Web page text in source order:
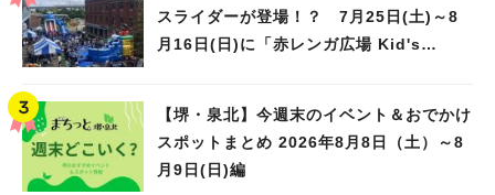
スライダーが登場！？ 7月25日(土)～8
月16日(日)に「赤レンガ広場 Kid's
【堺・泉北】今週末のイベント＆おでかけ
スポットまとめ 2026年8月8日（土）～8
月9日(日)編